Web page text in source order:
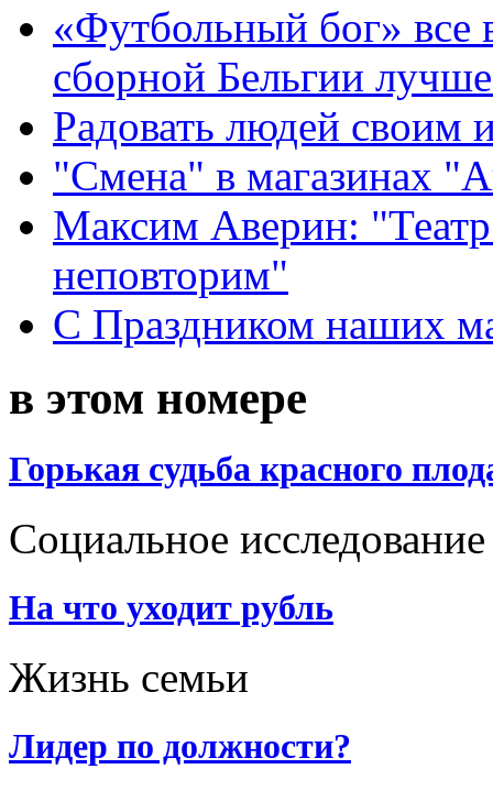
«Футбольный бог» все
сборной Бельгии
Радовать людей своим
"Смена" в магазинах
Максим Аверин:
неповторим"
С Праздником наших
в этом номере
Горькая судьба красного
Социальное
На что уходит рубль
Жизнь семьи
Лидер по должности?